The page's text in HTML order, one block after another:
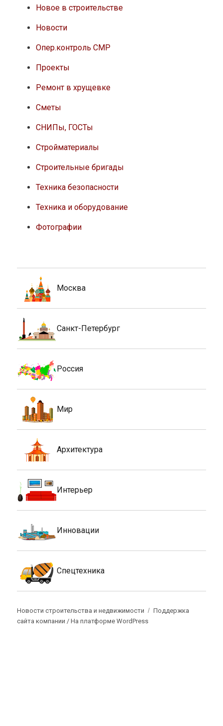
Новое в строительстве
Новости
Опер.контроль СМР
Проекты
Ремонт в хрущевке
Сметы
СНИПы, ГОСТы
Стройматериалы
Строительные бригады
Техника безопасности
Техника и оборудование
Фотографии
Москва
Санкт-Петербург
Россия
Мир
Архитектура
Интерьер
Инновации
Спецтехника
Новости строительства и недвижимости
Поддержка
сайта компании /На платформе WordPress